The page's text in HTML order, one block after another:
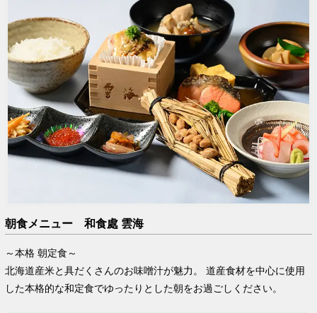
朝食メニュー 和食處 雲海
～本格 朝定食～
北海道産米と具だくさんのお味噌汁が魅力。 道産食材を中心に使用
した本格的な和定食でゆったりとした朝をお過ごしください。